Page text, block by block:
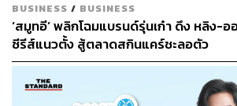
ส่วน AstaDaily เหมาะสำหรับผู้ที่ต้องการเ
ในทุกวัน โดยมีส่วนผสมหลักคือ
ในรูปแบบ Tocotrienol และ Tocopherol เ
อาหารพื้นฐานที่ร่างกายต้องการ และช่ว
ผิวให้ดูดีอย่างเป็นธรรมชาติ
BUSINESS / BUSINESS
‘สมูทอี’ พลิกโฉมแบรนด์รุ่นเก๋า ดึง หลิง-
ซีรีส์แนวตั้ง สู้ตลาดสกินแคร์ชะลอตัว